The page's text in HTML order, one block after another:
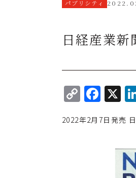
パブリシティ
日経産業
C
o
p
F
c
X
2022年2月7日発売